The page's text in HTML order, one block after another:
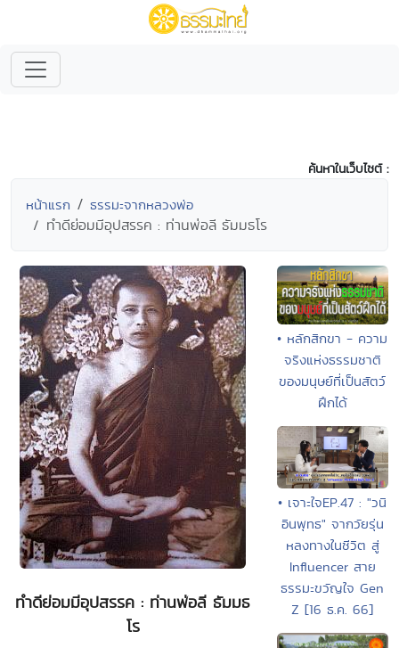
ค้นหาในเว็บไซต์ :
หน้าแรก ธรรมะจากหลวงพ่อ
ทำดีย่อมมีอุปสรรค : ท่านพ่อลี ธัมมธโร
ทำดีย่อมมีอุปสรรค : ท่านพ่อลี ธัมมธ
โร
• หลักสิกขา - ความ
จริงแห่งธรรมชาติ
ของมนุษย์ที่เป็นสัตว์
ฝึกได้
• เจาะใจEP.47 : "วนิ
อินพุทธ" จากวัยรุ่น
หลงทางในชีวิต สู่
Influencer สาย
ธรรมะขวัญใจ Gen
Z [16 ธ.ค. 66]